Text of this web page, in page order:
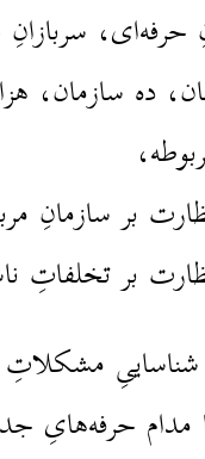
حرفه‌ای،
ده سازمان،
بر سازمانِ
بر تخلفاتِ
شناساییِ
مدام حرفه‌هایِ